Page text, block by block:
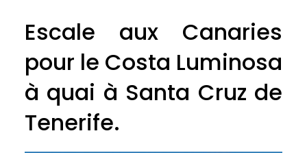
Escale aux Canaries
pour le Costa Luminosa
à quai à Santa Cruz de
Tenerife.